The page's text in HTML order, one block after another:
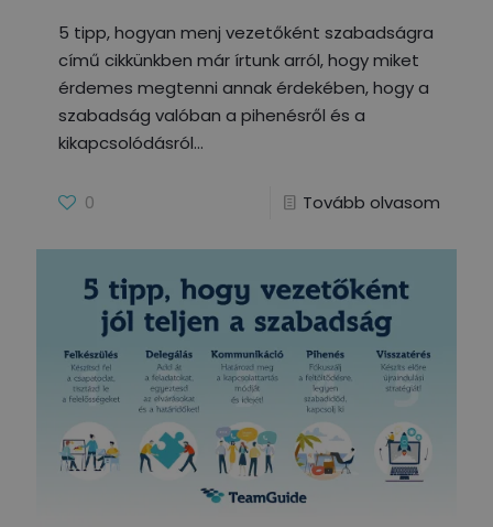
5 tipp, hogyan menj vezetőként szabadságra
című cikkünkben már írtunk arról, hogy miket
érdemes megtenni annak érdekében, hogy a
szabadság valóban a pihenésről és a
kikapcsolódásról
0 Tovább olvasom